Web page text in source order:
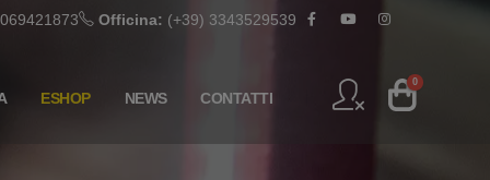
Officina: (+39) 3343529539
ESHOP NEWS CONTATTI
0